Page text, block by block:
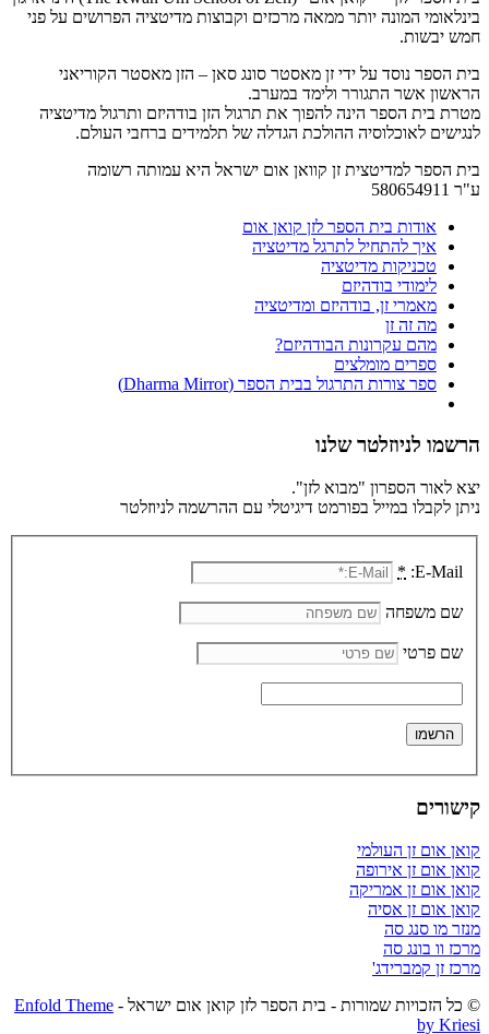
בינלאומי המונה יותר ממאה מרכזים וקבוצות מדיטציה הפרושים על פני
חמש יבשות.
בית הספר נוסד על ידי זן מאסטר סונג סאן – הזן מאסטר הקוריאני
הראשון אשר התגורר ולימד במערב.
מטרת בית הספר הינה להפוך את תרגול הזן בודהיזם ותרגול מדיטציה
לנגישים לאוכלוסיה ההולכת הגדלה של תלמידים ברחבי העולם.
בית הספר למדיטצית זן קוואן אום ישראל היא עמותה רשומה
ע"ר 580654911
אודות בית הספר לזן קואן אום
איך להתחיל לתרגל מדיטציה
טכניקות מדיטציה
לימודי בודהיזם
מאמרי זן, בודהיזם ומדיטציה
מה זה זן
מהם עקרונות הבודהיזם?
ספרים מומלצים
ספר צורות התרגול בבית הספר (Dharma Mirror)
הרשמו לניוזלטר שלנו
יצא לאור הספרון "מבוא לזן".
ניתן לקבלו במייל בפורמט דיגיטלי עם ההרשמה לניוזלטר
E-Mail:
*
שם משפחה
שם פרטי
קישורים
קואן אום זן העולמי
קואן אום זן אירופה
קואן אום זן אמריקה
קואן אום זן אסיה
מנזר מו סנג סה
מרכז וו בונג סה
מרכז זן קמברידג'
© כל הזכויות שמורות - בית הספר לזן קואן אום ישראל - Enfold Theme
by Kriesi